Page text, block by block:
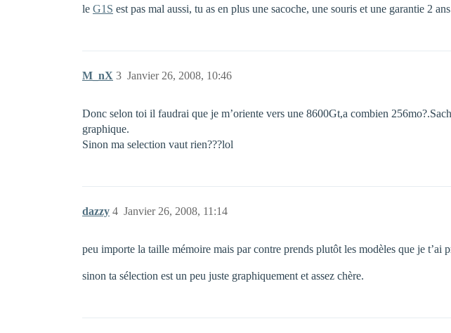
le G1S est pas mal aussi, tu as en plus une sacoche, une souris et une garantie 2
M_nX Janvier 26, 2008, 10:46
3
Donc selon toi il faudrai que je m’oriente vers une 8600Gt,a combien
graphique.
Sinon ma selection vaut rien???lol
dazzy Janvier 26, 2008, 11:14
4
peu importe la taille mémoire mais par contre prends plutôt les modèles que je
sinon ta sélection est un peu juste graphiquement et assez chère.